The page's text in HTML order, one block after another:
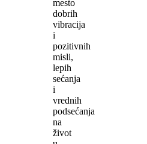
mesto
dobrih
vibracija
i
pozitivnih
misli,
lepih
sećanja
i
vrednih
podsećanja
na
život